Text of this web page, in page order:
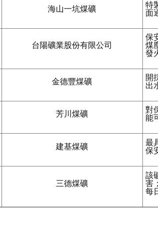
海山一坑煤礦
特
面
台陽礦業股份有限公司
保
煤
發
金德豐煤礦
開
出
芳川煤礦
對
能
建基煤礦
最
保
三德煤礦
該
害
每